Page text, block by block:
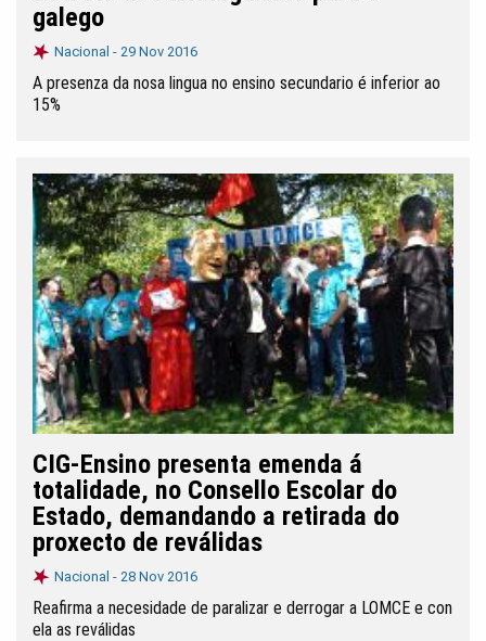
galego
Nacional - 29 Nov 2016
A presenza da nosa lingua no ensino secundario é inferior ao
15%
CIG-Ensino presenta emenda á
totalidade, no Consello Escolar do
Estado, demandando a retirada do
proxecto de reválidas
Nacional - 28 Nov 2016
Reafirma a necesidade de paralizar e derrogar a LOMCE e con
ela as reválidas